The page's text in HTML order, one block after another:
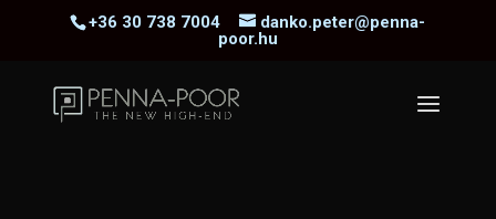
+36 30 738 7004
danko.peter@penna-
poor.hu